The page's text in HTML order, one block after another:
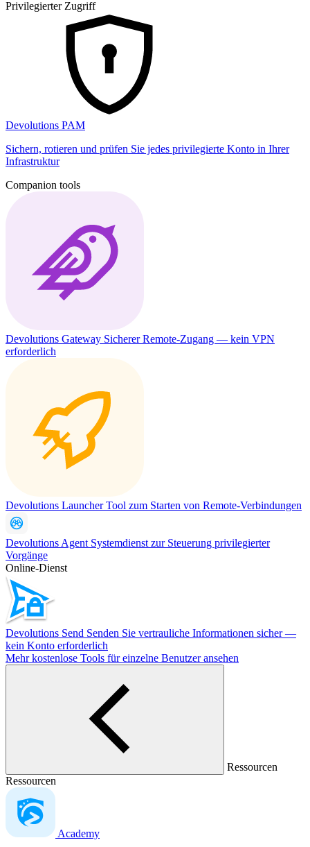
Privilegierter Zugriff
Devolutions PAM
Sichern, rotieren und prüfen Sie jedes privilegierte Konto in Ihrer
Infrastruktur
Companion tools
Devolutions Gateway Sicherer Remote-Zugang — kein VPN
erforderlich
Devolutions LauncherTool zum Starten von Remote-Verbindungen
Devolutions Agent Systemdienst zur Steuerung privilegierter
Vorgänge
Online-Dienst
Devolutions Send Senden Sie vertrauliche Informationen sicher —
kein Konto erforderlich
Mehr kostenlose Tools für einzelne Benutzer ansehen
Ressourcen
Ressourcen
Academy